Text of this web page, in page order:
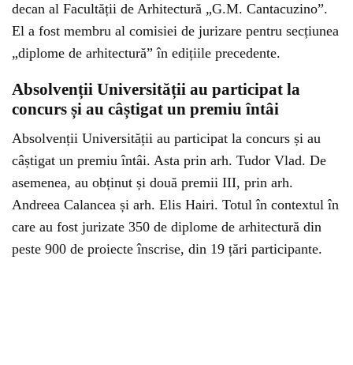
decan al Facultății de Arhitectură „G.M. Cantacuzino”.
El a fost membru al comisiei de jurizare pentru secțiunea
„diplome de arhitectură” în edițiile precedente.
Absolvenții Universității au participat la
concurs și au câștigat un premiu întâi
Absolvenții Universității au participat la concurs și au
câștigat un premiu întâi. Asta prin arh. Tudor Vlad. De
asemenea, au obținut și două premii III, prin arh.
Andreea Calancea și arh. Elis Hairi. Totul în contextul în
care au fost jurizate 350 de diplome de arhitectură din
peste 900 de proiecte înscrise, din 19 țări participante.